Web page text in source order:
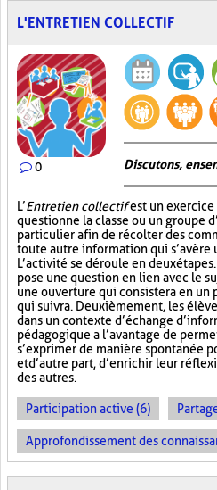
L'ENTRETIEN COLLECTIF
0 Discutons,
L’Entretien collectifest un exercice
questionne la classe ou un groupe
particulier afin de récolter des
toute autre information qui s’avère
L’activité se déroule en deux
pose une question en lien avec le
une ouverture qui consistera en un
qui suivra. Deuxièmement, les
dans un contexte d’échange
pédagogique a l’avantage de
s’exprimer de manière spontanée
et d’autre part, d’enrichir leur
des autres.
Participation active (6)
Approfondissement des